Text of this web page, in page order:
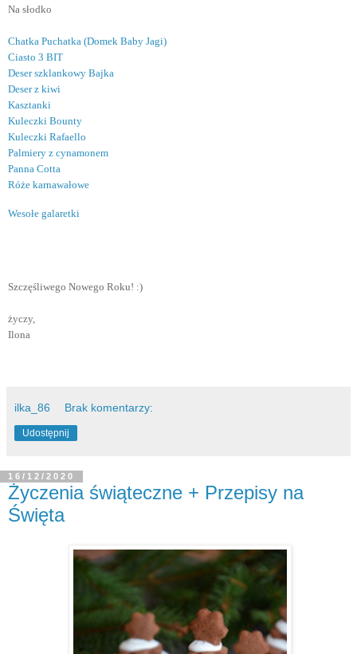
Na słodko
Chatka Puchatka (Domek Baby Jagi)
Ciasto 3 BIT
Deser szklankowy Bajka
Deser z kiwi
Kasztanki
Kuleczki Bounty
Kuleczki Rafaello
Palmiery z cynamonem
Panna Cotta
Róże karnawałowe
Wesołe galaretki
Szczęśliwego Nowego Roku! :)
życzy,
Ilona
ilka_86 Brak komentarzy:
Udostępnij
16/12/2020
Życzenia świąteczne + Przepisy na
Święta